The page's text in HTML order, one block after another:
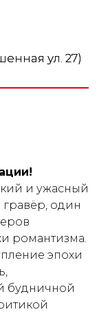
ул. 27)
и ужасный
один
романтизма.
эпохи
будничной